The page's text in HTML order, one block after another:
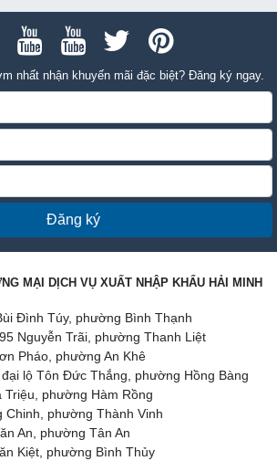
nhất nhận khuyến mãi đặc biệt? Đăng ký ngay.
Đăng ký
MẠI DỊCH VỤ XUẤT NHẬP KHẨU HẢI MINH
Đình Túy, phường Bình Thạnh
Nguyễn Trãi, phường Thanh Liệt
Pháo, phường An Khê
lộ Tôn Đức Thắng, phường Hồng Bàng
Triệu, phường Hàm Rồng
Chinh, phường Thành Vinh
An, phường Tân An
Kiệt, phường Bình Thủy